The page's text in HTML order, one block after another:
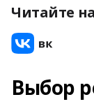
Читайте
Выбор